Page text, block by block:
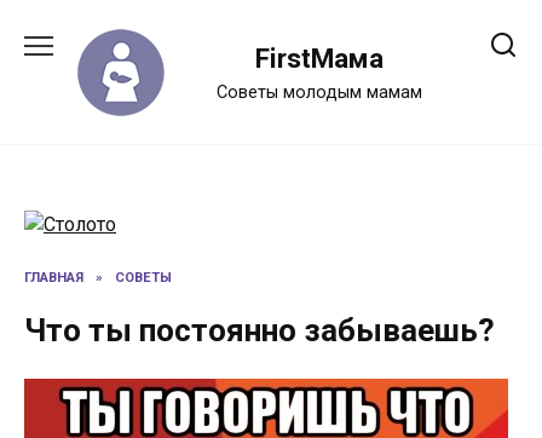
содержанию
FirstМама
Советы молодым мамам
ГЛАВНАЯ » СОВЕТЫ
Что ты постоянно забываешь?